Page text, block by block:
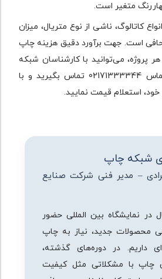
متغیر است.
کاتالوگ، ناشی از نوع متریال، میزان
است. جهت برآورد دقیق هزینه چاپ
می‌توانید با کارشناسان شبکه
چاپ از طریق شماره تماس 02171333344 تماس بگیرید و با
استعلام قیمت نمایید.
شبکه چاپ
– مدیر فنی شرکت صنایع
نمایشگاه بین المللی حضور
محصولات جدید، نیاز به چاپ
داریم. در دوره‌های گذشته،
چاپ با مشکلاتی مثل کیفیت